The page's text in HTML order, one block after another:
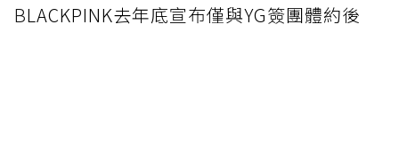
BLACKPINK去年底宣布僅與YG簽團體約後